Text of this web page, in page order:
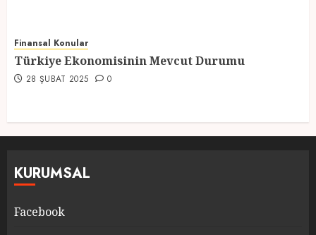
Finansal Konular
Türkiye Ekonomisinin Mevcut Durumu
28 ŞUBAT 2025 0
KURUMSAL
Facebook